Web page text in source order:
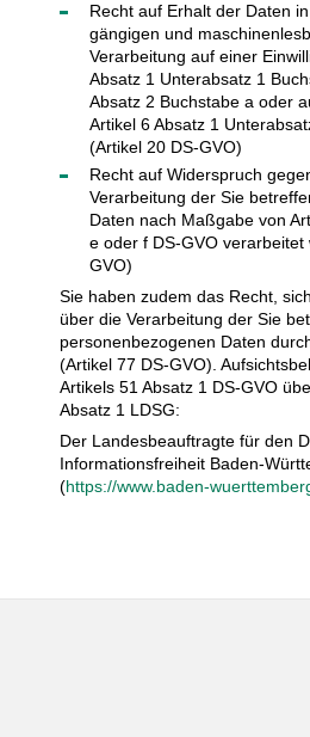
Recht auf Erhalt der Daten
gängigen und
Verarbeitung auf einer
Absatz 1 Unterabsatz 1
Absatz 2 Buchstabe a oder
Artikel 6 Absatz 1
(Artikel 20 DS-GVO)
Recht auf Widerspruch
Verarbeitung der Sie
Daten nach Maßgabe von
e oder f DS-GVO
GVO)
Sie haben zudem das Recht,
über die Verarbeitung der Sie
personenbezogenen Daten
(Artikel 77 DS-GVO).
Artikels 51 Absatz 1 DS-GVO
Absatz 1 LDSG:
Der Landesbeauftragte für den
Informationsfreiheit Baden-
(https://www.baden-